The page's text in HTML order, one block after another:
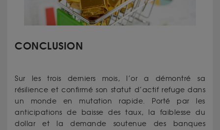
CONCLUSION
Sur les trois derniers mois, l’or a démontré sa
résilience et confirmé son statut d’actif refuge dans
un monde en mutation rapide. Porté par les
anticipations de baisse des taux, la faiblesse du
dollar et la demande soutenue des banques